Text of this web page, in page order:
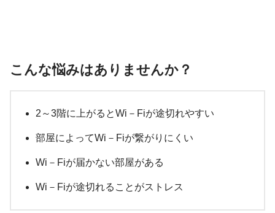
こんな悩みはありませんか？
2～3階に上がるとWi－Fiが途切れやすい
部屋によってWi－Fiが繋がりにくい
Wi－Fiが届かない部屋がある
Wi－Fiが途切れることがストレス